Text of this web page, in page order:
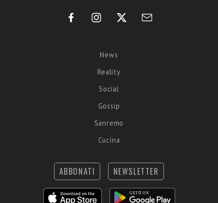
News
Reality
Social
Gossip
Sanremo
Cucina
ABBONATI NEWSLETTER